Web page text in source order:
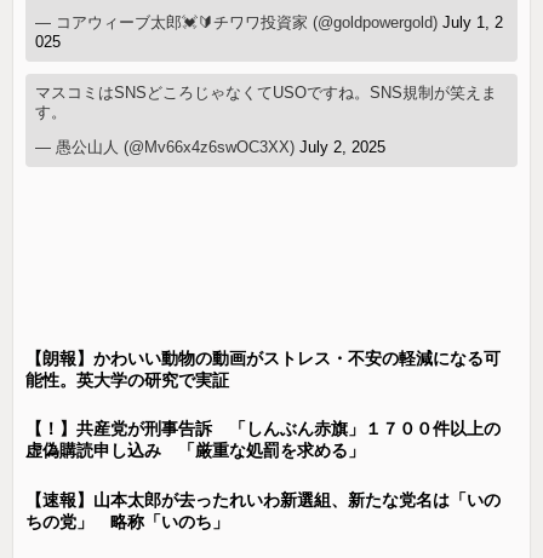
— コアウィーブ太郎💓🔰チワワ投資家 (@goldpowergold)July 1, 2
025
マスコミはSNSどころじゃなくてUSOですね。SNS規制が笑えま
す。
— 愚公山人 (@Mv66x4z6swOC3XX)July 2, 2025
【朗報】かわいい動物の動画がストレス・不安の軽減になる可
能性。英大学の研究で実証
【！】共産党が刑事告訴 「しんぶん赤旗」１７００件以上の
虚偽購読申し込み 「厳重な処罰を求める」
【速報】山本太郎が去ったれいわ新選組、新たな党名は「いの
ちの党」 略称「いのち」